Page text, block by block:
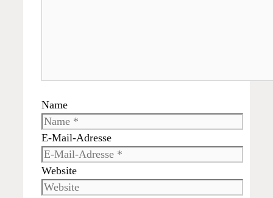
Name
E-Mail-Adresse
Website